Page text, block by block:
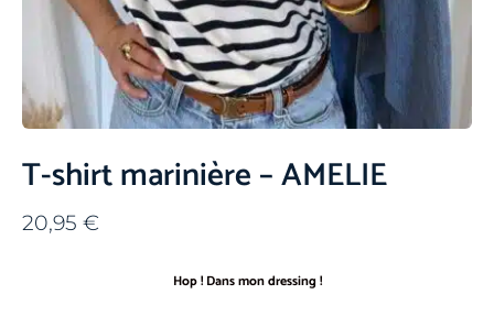
T-shirt marinière – AMELIE
20,95 €
Hop ! Dans mon dressing !